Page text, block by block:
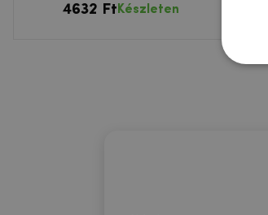
4632 Ft Készleten